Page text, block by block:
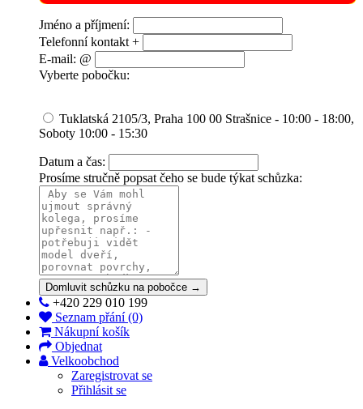
Jméno a příjmení:
Telefonní kontakt +
E-mail: @
Vyberte pobočku:
Tuklatská 2105/3, Praha 100 00 Strašnice - 10:00 - 18:00,
Soboty 10:00 - 15:30
Datum a čas:
Prosíme stručně popsat čeho se bude týkat schůzka:
Domluvit schůzku na pobočce →
+420 229 010 199
Seznam přání (0)
Nákupní košík
Objednat
Velkoobchod
Zaregistrovat se
Přihlásit se